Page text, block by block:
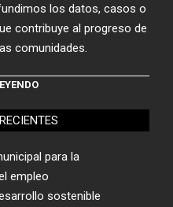
los datos, casos o
contribuye al progreso de
comunidades.
para la
empleo
sostenible